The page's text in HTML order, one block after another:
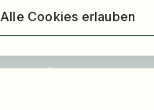
Über uns
Alle Cookies erlauben